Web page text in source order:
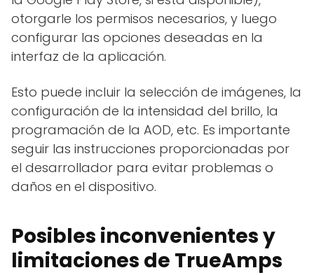
otorgarle los permisos necesarios, y luego
configurar las opciones deseadas en la
interfaz de la aplicación.
Esto puede incluir la selección de imágenes, la
configuración de la intensidad del brillo, la
programación de la AOD, etc. Es importante
seguir las instrucciones proporcionadas por
el desarrollador para evitar problemas o
daños en el dispositivo.
Posibles inconvenientes y
limitaciones de TrueAmps